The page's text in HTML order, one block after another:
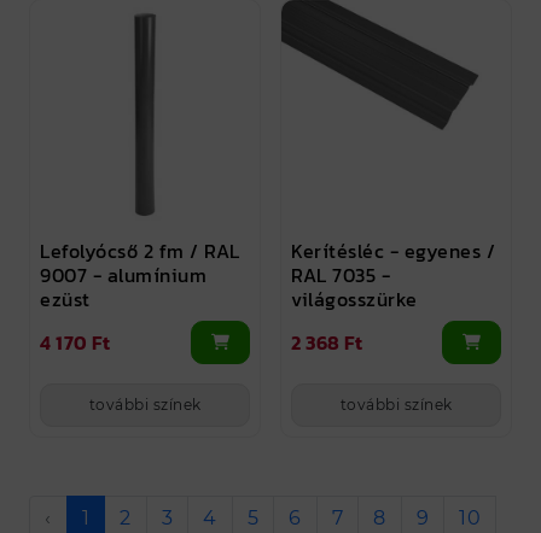
Lefolyócső 2 fm / RAL
9007 - alumínium
ezüst
4 170 Ft
további színek
Kerítésléc - egyenes /
RAL 7035 -
világosszürke
2 368 Ft
további színek
‹ 1 2 3 4 5 6 7 8 9
10